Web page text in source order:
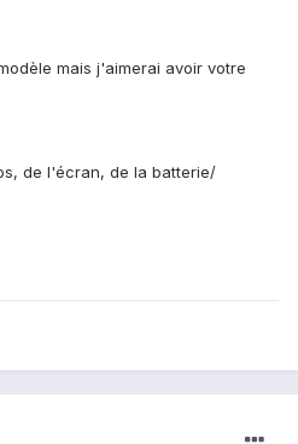
mais j'aimerai avoir votre
de l'écran, de la batterie/